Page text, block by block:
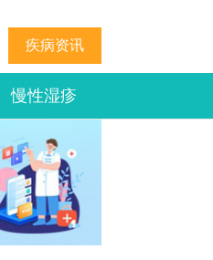
疾病资讯
慢性湿疹